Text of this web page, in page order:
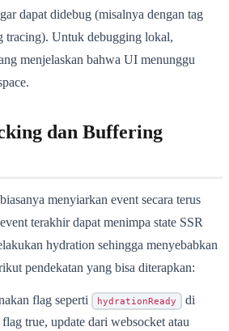
dapat didebug (misalnya dengan tag
tracing). Untuk debugging lokal,
menjelaskan bahwa UI menunggu
dan Buffering
menyiarkan event secara terus
terakhir dapat menimpa state SSR
hydration sehingga menyebabkan
pendekatan yang bisa diterapkan:
flag seperti hydrationReady
di
true, update dari websocket atau